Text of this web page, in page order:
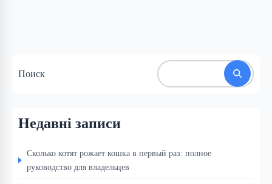
Поиск
Недавні записи
Сколько котят рожает кошка в первый раз: полное
руководство для владельцев